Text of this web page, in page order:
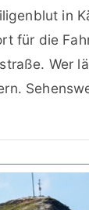
in
für die
Wer